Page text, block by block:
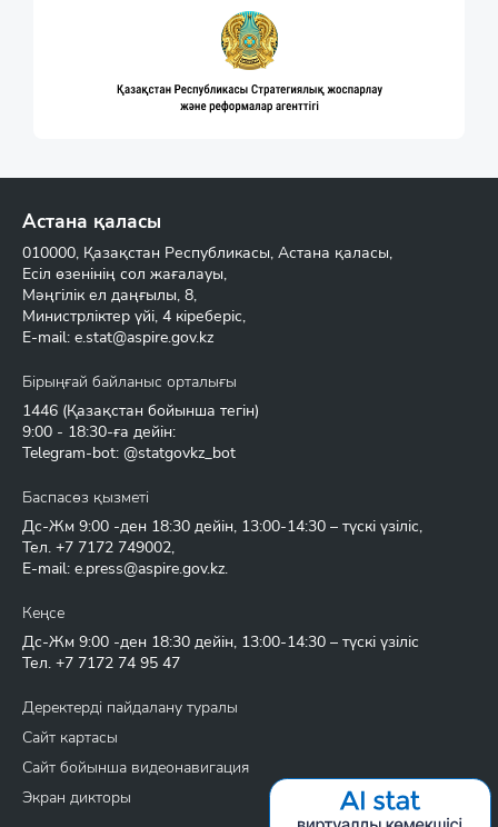
Астана қаласы
010000, Қазақстан Республикасы, Астана қаласы,
Есіл өзенінің сол жағалауы,
Мәңгілік ел даңғылы, 8,
Министрліктер үйі, 4 кіреберіс,
E-mail: e.stat@aspire.gov.kz
Бірыңғай байланыс орталығы
1446 (Қазақстан бойынша тегін)
9:00 - 18:30-ға дейін:
Telegram-bot: @statgovkz_bot
Баспасөз қызметі
Дс-Жм 9:00 -ден 18:30 дейін, 13:00-14:30 – түскі үзіліс,
Тел. +7 7172 749002,
E-mail: e.press@aspire.gov.kz.
Кеңсе
Дс-Жм 9:00 -ден 18:30 дейін, 13:00-14:30 – түскі үзіліс
Тел. +7 7172 74 95 47
Деректерді пайдалану туралы
Сайт картасы
Сайт бойынша видеонавигация
Экран дикторы